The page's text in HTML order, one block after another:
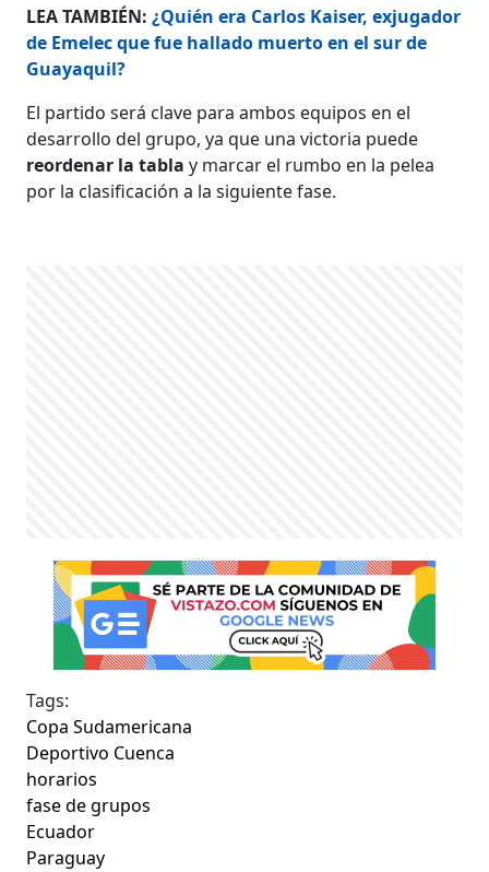
LEA TAMBIÉN:¿Quién era Carlos Kaiser, exjugador
de Emelec que fue hallado muerto en el sur de
Guayaquil?
El partido será clave para ambos equipos en el
desarrollo del grupo, ya que una victoria puede
reordenar la tabla y marcar el rumbo en la pelea
por la clasificación a la siguiente fase.
Tags:
Copa Sudamericana
Deportivo Cuenca
horarios
fase de grupos
Ecuador
Paraguay